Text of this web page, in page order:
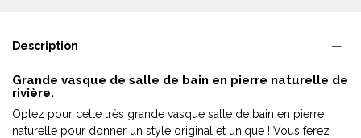
Description
Grande vasque de salle de bain en pierre naturelle de
rivière.
Optez pour cette très grande vasque salle de bain en pierre
naturelle pour donner un style original et unique ! Vous ferez